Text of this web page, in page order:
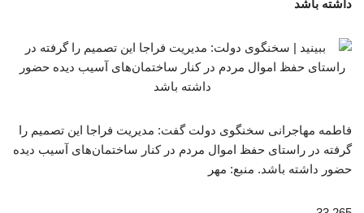
داشته باشد
فاطمه مهاجرانی سخنگوی دولت گفت: مدیریت فراجا این تصمیم را
گرفته در راستای حفظ اموال مردم در کنار ساختمان‌های آسیب دیده
حضور داشته باشد. منبع: مهر